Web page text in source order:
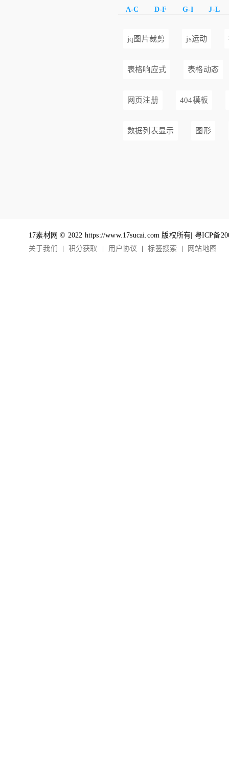
A-C D-F G-I J-L
jq图片裁剪 js运动
表格响应式 表格动态
网页注册 404模板
数据列表显示 图形
17素材网 © 2022 https://www.17sucai.com 版权所有| 粤ICP备
关于我们
积分获取 用户协议 标签搜索 网站地图